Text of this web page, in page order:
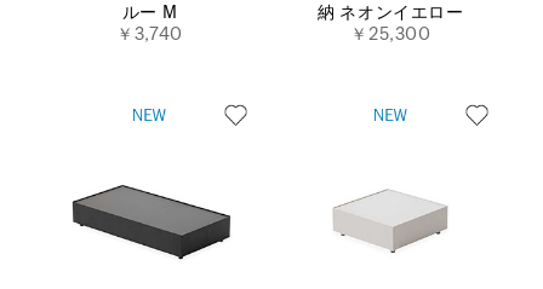
ルー M
￥3,740
納 ネオンイエロー
￥25,300